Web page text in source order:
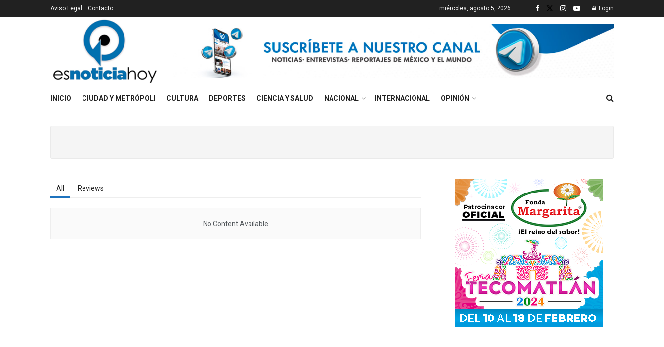
Aviso Legal Contacto miércoles, agosto 5, 2026 Login
INICIO CIUDAD Y METRÓPOLI CULTURA DEPORTES CIENCIA Y SALUD NACIONAL INTERNACIONAL OPINIÓN
All Reviews
No Content Available